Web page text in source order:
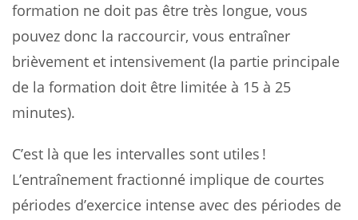
formation ne doit pas être très longue, vous
pouvez donc la raccourcir, vous entraîner
brièvement et intensivement (la partie principale
de la formation doit être limitée à 15 à 25
minutes).
C’est là que les intervalles sont utiles !
L’entraînement fractionné implique de courtes
périodes d’exercice intense avec des périodes de